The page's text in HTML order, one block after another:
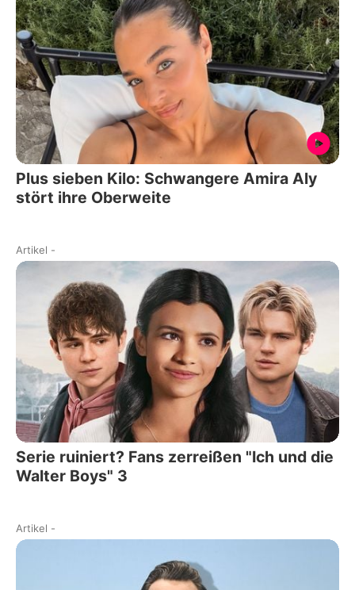
Plus sieben Kilo: Schwangere Amira Aly
stört ihre Oberweite
Artikel -
Serie ruiniert? Fans zerreißen "Ich und die
Walter Boys" 3
Artikel -